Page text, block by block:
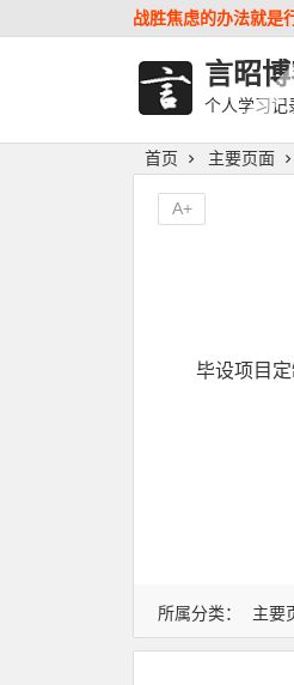
战胜焦虑的办法就是
言昭
个人学习记
首页 主要页面
毕设项目
A+
所属分类： 主要